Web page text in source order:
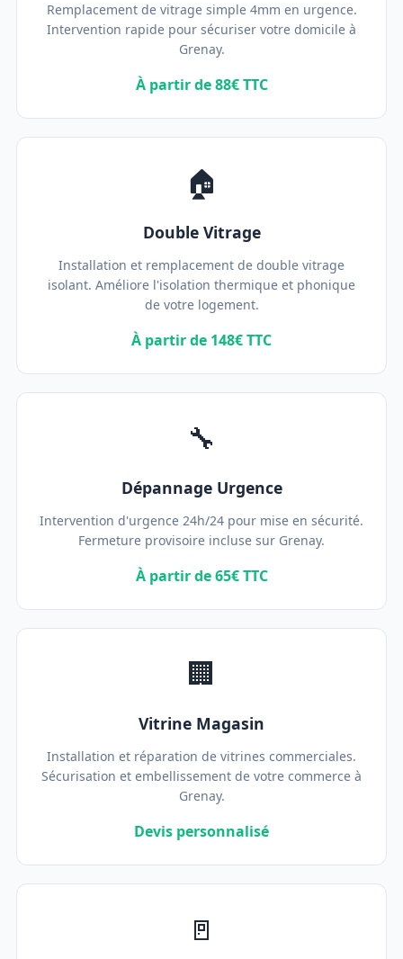
Remplacement de vitrage simple 4mm en urgence.
Intervention rapide pour sécuriser votre domicile à
Grenay.
À partir de 88€ TTC
🏠
Double Vitrage
Installation et remplacement de double vitrage
isolant. Améliore l'isolation thermique et phonique
de votre logement.
À partir de 148€ TTC
🔧
Dépannage Urgence
Intervention d'urgence 24h/24 pour mise en sécurité.
Fermeture provisoire incluse sur Grenay.
À partir de 65€ TTC
🏢
Vitrine Magasin
Installation et réparation de vitrines commerciales.
Sécurisation et embellissement de votre commerce à
Grenay.
Devis personnalisé
🚪